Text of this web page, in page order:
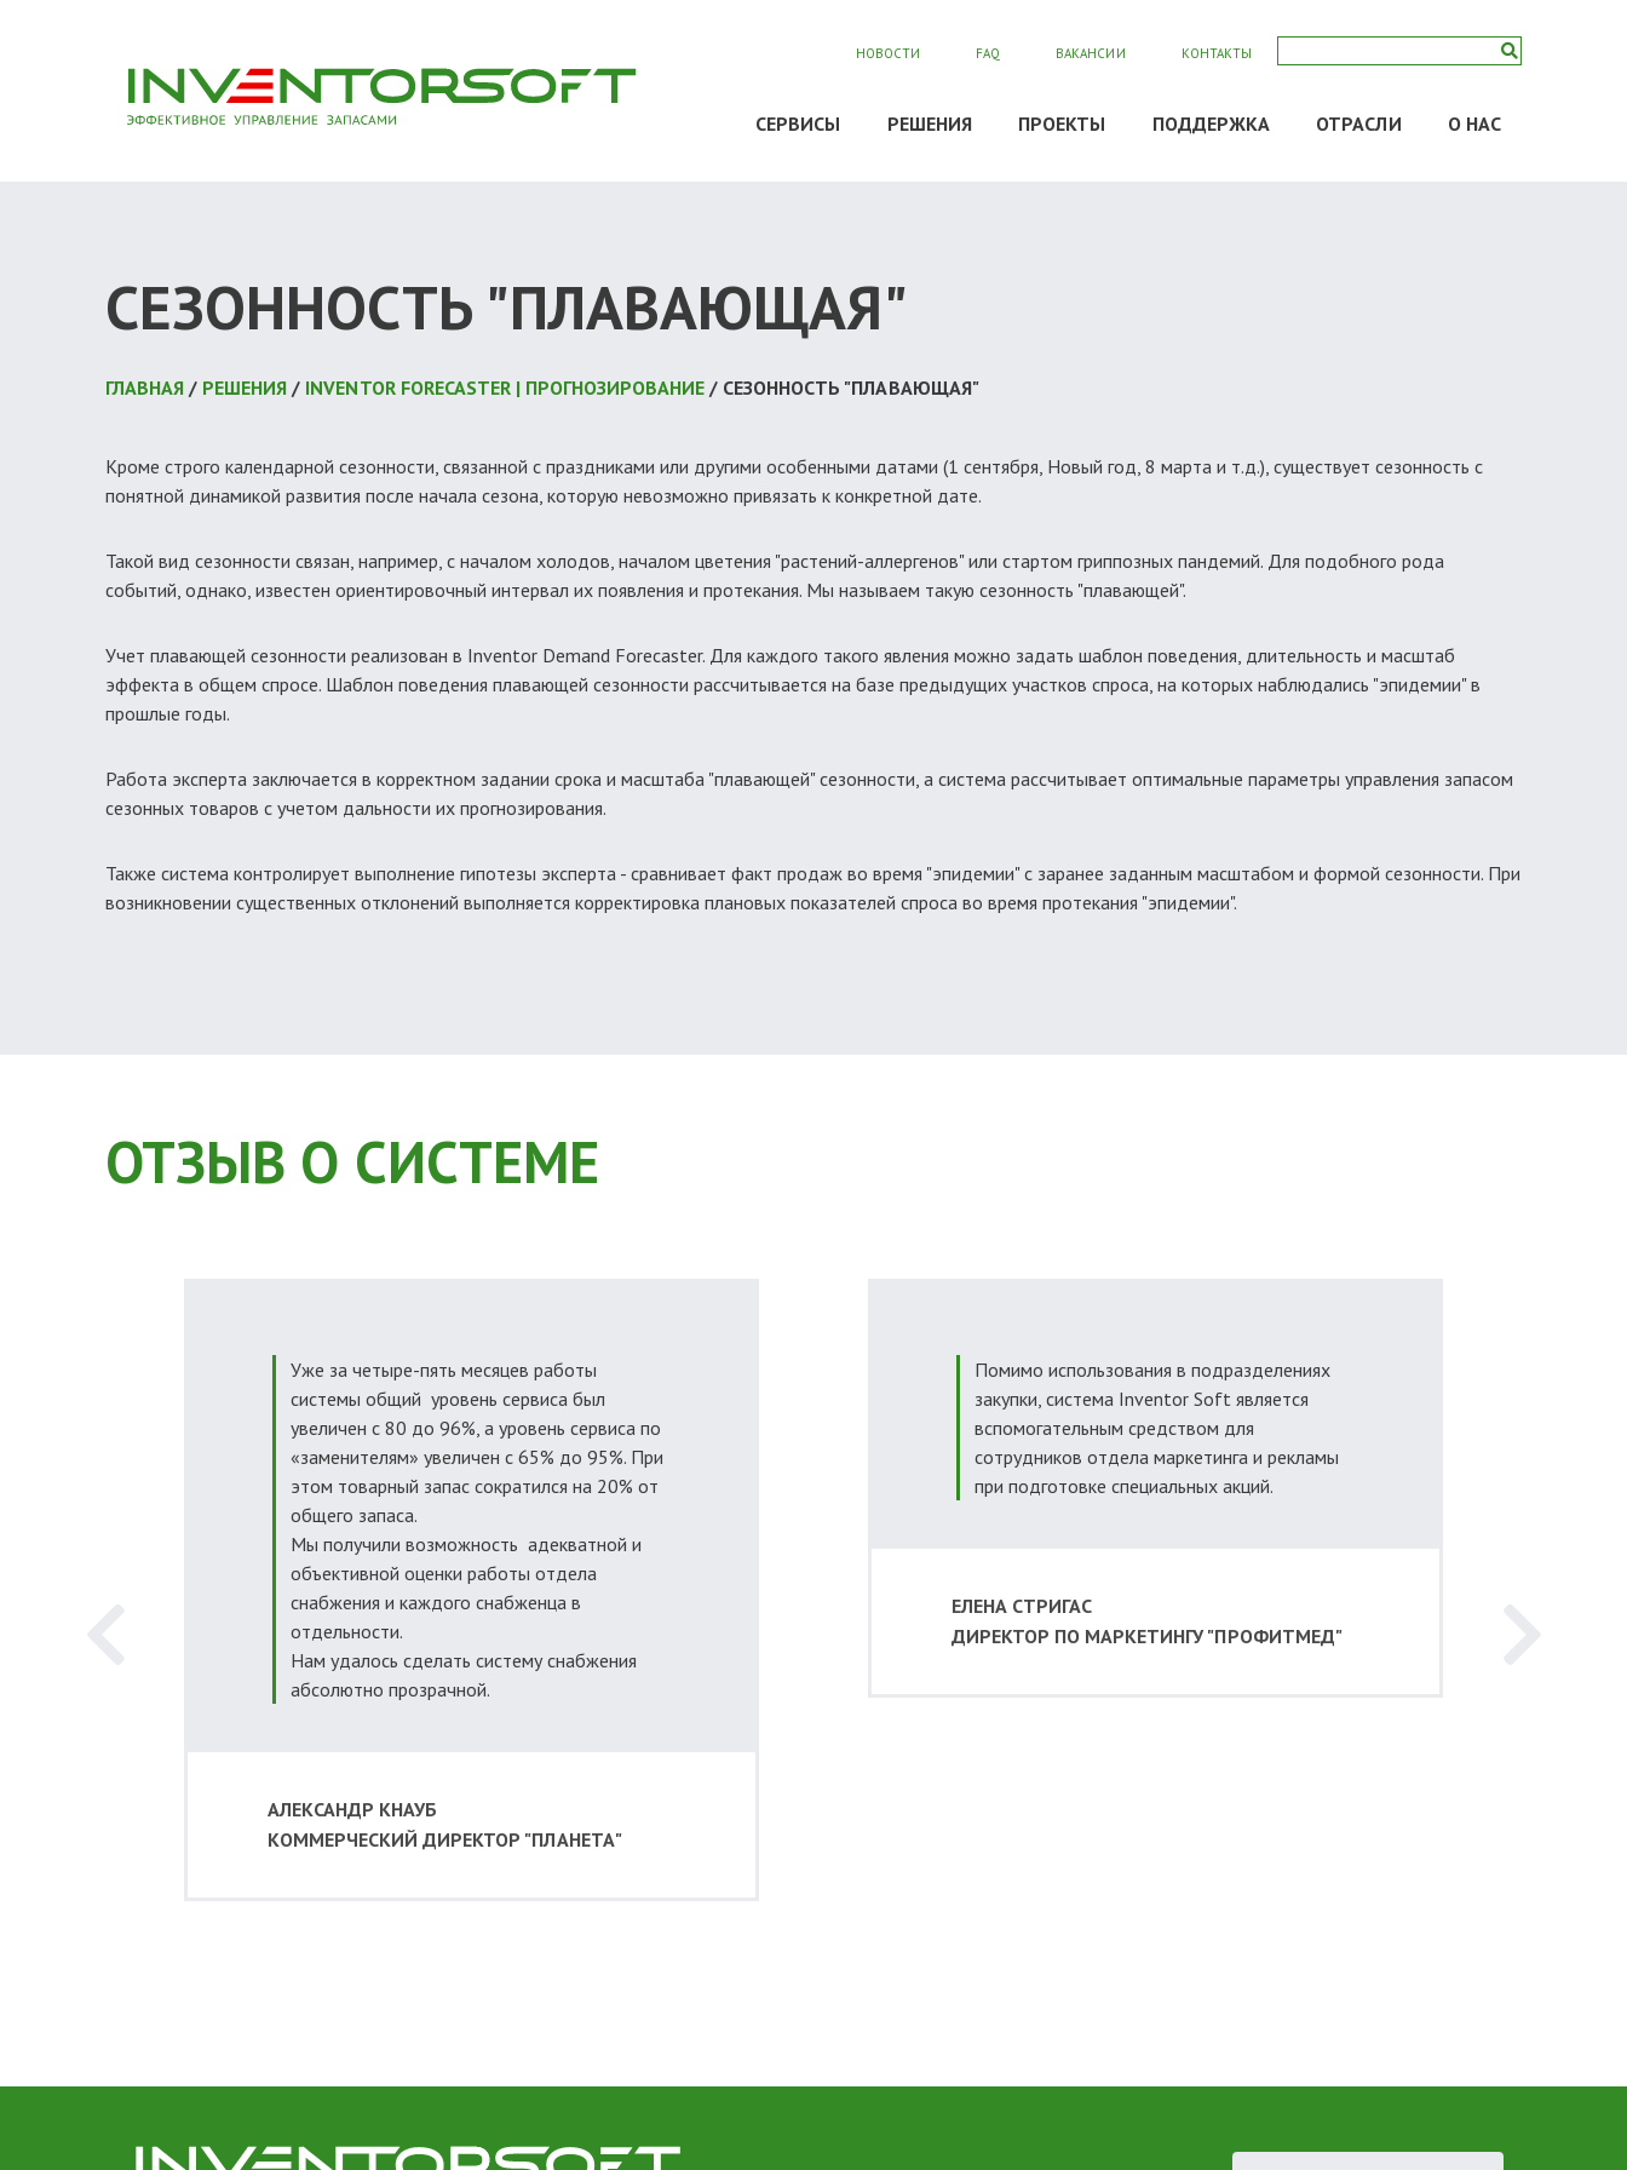
НОВОСТИ FAQ ВАКАНСИИ КОНТАКТЫ
СЕРВИСЫ РЕШЕНИЯ ПРОЕКТЫ ПОДДЕРЖКА ОТРАСЛИ О НАС
СЕЗОННОСТЬ "ПЛАВАЮЩАЯ"
ГЛАВНАЯ / РЕШЕНИЯ / INVENTOR FORECASTER | ПРОГНОЗИРОВАНИЕ / СЕЗОННОСТЬ "ПЛАВАЮЩАЯ"
Кроме строго календарной сезонности, связанной с праздниками или другими особенными датами (1 сентября, Новый год, 8 марта и т.д.), существует сезонность с
понятной динамикой развития после начала сезона, которую невозможно привязать к конкретной дате.
Такой вид сезонности связан, например, с началом холодов, началом цветения "растений-аллергенов" или стартом гриппозных пандемий. Для подобного рода
событий, однако, известен ориентировочный интервал их появления и протекания. Мы называем такую сезонность "плавающей".
Учет плавающей сезонности реализован в Inventor Demand Forecaster. Для каждого такого явления можно задать шаблон поведения, длительность и масштаб
эффекта в общем спросе. Шаблон поведения плавающей сезонности рассчитывается на базе предыдущих участков спроса, на которых наблюдались "эпидемии" в
прошлые годы.
Работа эксперта заключается в корректном задании срока и масштаба "плавающей" сезонности, а система рассчитывает оптимальные параметры управления запасом
сезонных товаров с учетом дальности их прогнозирования.
Также система контролирует выполнение гипотезы эксперта - сравнивает факт продаж во время "эпидемии" с заранее заданным масштабом и формой сезонности. При
возникновении существенных отклонений выполняется корректировка плановых показателей спроса во время протекания "эпидемии".
ОТЗЫВ О СИСТЕМЕ
Уже за четыре-пять месяцев работы
системы общий уровень сервиса был
увеличен с 80 до 96%, а уровень сервиса по
«заменителям» увеличен с 65% до 95%. При
этом товарный запас сократился на 20% от
общего запаса.
Мы получили возможность адекватной и
объективной оценки работы отдела
снабжения и каждого снабженца в
отдельности.
Нам удалось сделать систему снабжения
абсолютно прозрачной.
АЛЕКСАНДР КНАУБ
КОММЕРЧЕСКИЙ ДИРЕКТОР "ПЛАНЕТА"
Помимо использования в подразделениях
закупки, система Inventor Soft является
вспомогательным средством для
сотрудников отдела маркетинга и рекламы
при подготовке специальных акций.
ЕЛЕНА СТРИГАС
ДИРЕКТОР ПО МАРКЕТИНГУ "ПРОФИТМЕД"